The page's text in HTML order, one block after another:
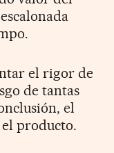
el rigor de
de tantas
el
producto.